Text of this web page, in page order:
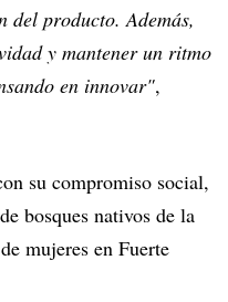
del producto. Además,
y mantener un ritmo
en innovar",
su compromiso social,
bosques nativos de la
mujeres en Fuerte